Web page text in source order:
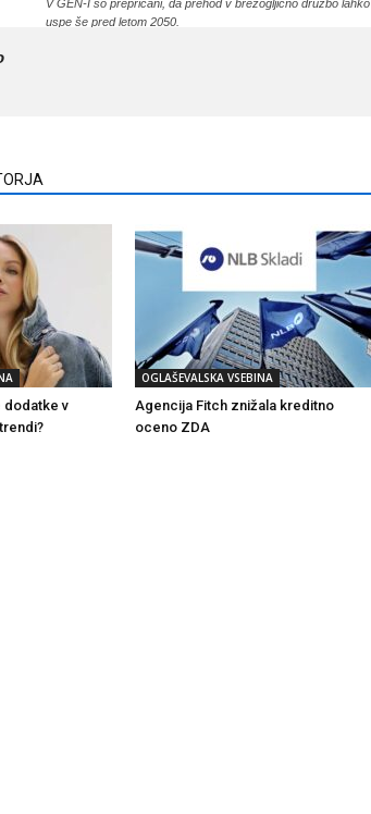
V GEN-I so prepričani, da prehod v brezogljično družbo lahko
uspe še pred letom 2050.
dodatke v
OGLAŠEVALSKA VSEBINA
Agencija Fitch znižala kreditno
oceno ZDA